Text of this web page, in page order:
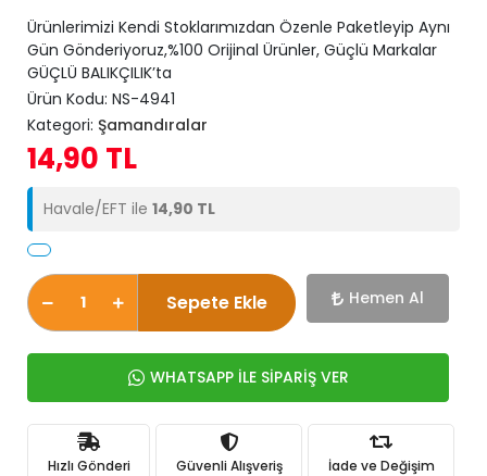
Ürünlerimizi Kendi Stoklarımızdan Özenle Paketleyip Aynı
Gün Gönderiyoruz,%100 Orijinal Ürünler, Güçlü Markalar
GÜÇLÜ BALIKÇILIK’ta
Ürün Kodu: NS-4941
Kategori: Şamandıralar
14,90 TL
Havale/EFT ile 14,90 TL
Sepete Ekle Hemen Al
WHATSAPP İLE SİPARİŞ VER
Hızlı Gönderi Güvenli Alışveriş İade ve Değişim